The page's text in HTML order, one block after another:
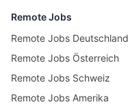
Remote Jobs
Remote Jobs Deutschland
Remote Jobs Österreich
Remote Jobs Schweiz
Remote Jobs Amerika